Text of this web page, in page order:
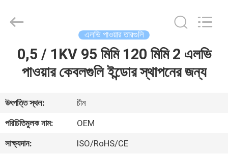
বাড়ি
আমাদের
সম্পর্কে
Management
Services
Reserved.
এলভি পাওয়ার তারগুলি
0,5 / 1KV 95 মিমি 120 মিমি 2 এলভি
পাওয়ার কেবলগুলি ইন্ডোর স্থাপনের জন্য
উৎপত্তি স্থল:
চীন
পরিচিতিমুলক নাম:
OEM
সাক্ষ্যদান:
ISO/RoHS/CE